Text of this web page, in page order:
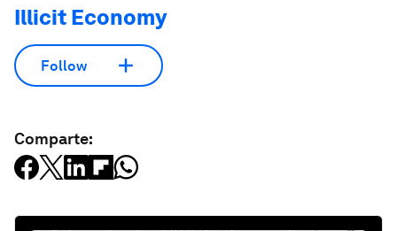
Illicit Economy
Follow
Comparte: